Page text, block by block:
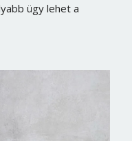
ügy lehet a